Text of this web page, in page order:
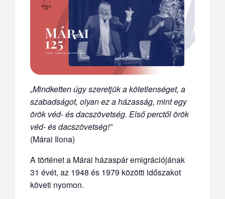
„Mindketten úgy szeretjük a kötetlenséget, a
szabadságot, olyan ez a házasság, mint egy
örök véd- és dacszövetség. Első perctől örök
véd- és dacszövetség!”
(Márai Ilona)
A történet a Márai házaspár emigrációjának
31 évét, az 1948 és 1979 közötti időszakot
követi nyomon.